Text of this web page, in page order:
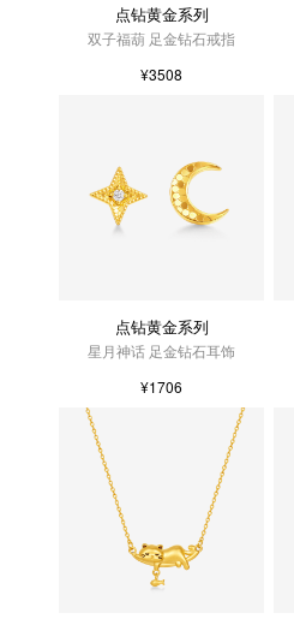
点钻黄金系列
双子福葫 足金钻石戒指
¥3508
点钻黄金系列
星月神话 足金钻石耳饰
¥1706